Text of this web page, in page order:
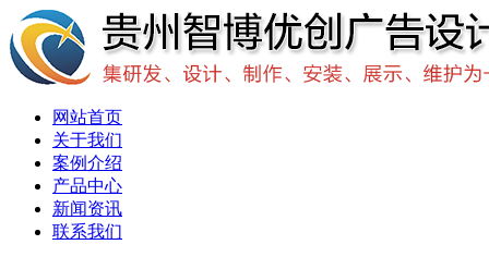
网站首页
关于我们
案例介绍
产品中心
新闻资讯
联系我们